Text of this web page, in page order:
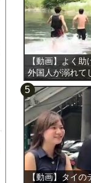
【動画】よく
外国人が溺れて
【動画】タイ